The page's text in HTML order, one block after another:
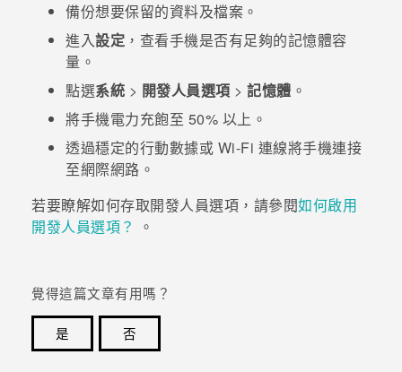
校園專案
企業採購
銷售通路
支援服務
備份想要保留的資料及檔案。
進入設定 ，查看手機是否有足夠的記憶體容
量。
點選系統 > 開發人員選項 > 記憶體 。
將手機電力充飽至 50% 以上。
透過穩定的行動數據或 Wi-Fi 連線將手機連接
至網際網路。
若要瞭解如何存取開發人員選項 ，請參閱如何啟用
開發人員選項？
。
覺得這篇文章有用嗎？
是
否